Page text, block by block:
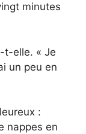
minutes
t-elle. « Je
un peu en
:
nappes en